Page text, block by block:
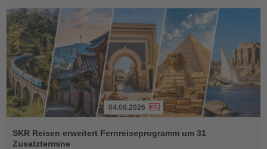
Sie
die
04.08.2026
SKR Reisen erweitert Fernreiseprogramm um 31
Zusatztermine